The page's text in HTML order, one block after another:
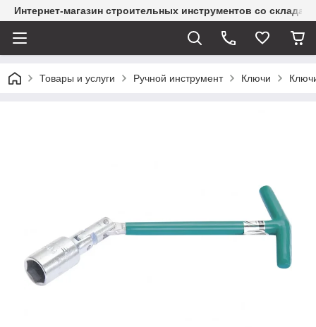
Интернет-магазин строительных инструментов со склада
Товары и услуги Ручной инструмент Ключи